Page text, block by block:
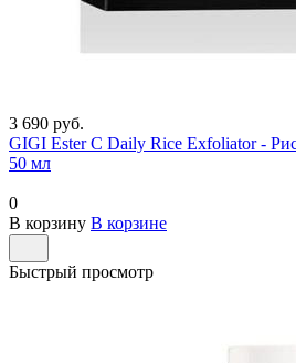
3 690 руб.
GIGI Ester C Daily Rice Exfoliator -
50 мл
0
В корзину В корзине
Быстрый просмотр